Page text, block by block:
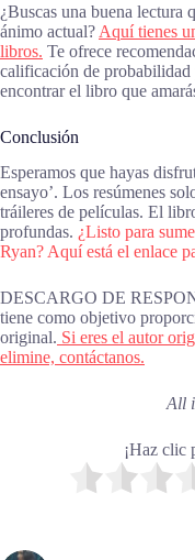
¿Buscas una buena lectura
ánimo actual? Aquí tienes
libros. Te ofrece
calificación de probabilidad
encontrar el libro que
Conclusión
Esperamos que hayas
ensayo’. Los resúmenes
tráileres de películas. El
profundas. ¿Listo para
Ryan? Aquí está el enlace
DESCARGO DE
tiene como objetivo
original. Si eres el autor
elimine, contáctanos.
All
¡Haz clic